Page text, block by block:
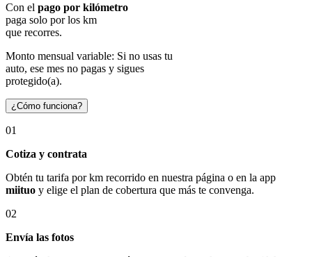
Con el pago por kilómetro
paga solo por los km
que recorres.
Monto mensual variable: Si no usas tu
auto, ese mes no pagas y sigues
protegido(a).
¿Cómo funciona?
01
Cotiza y contrata
Obtén tu tarifa por km recorrido en nuestra página o en la app
miituo y elige el plan de cobertura que más te convenga.
02
Envía las fotos